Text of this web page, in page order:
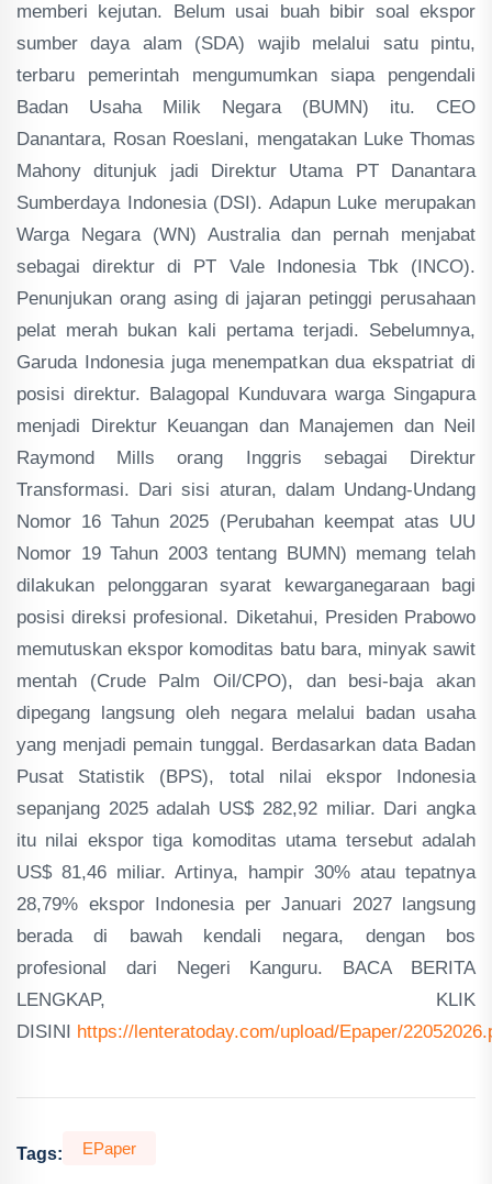
memberi kejutan. Belum usai buah bibir soal ekspor
sumber daya alam (SDA) wajib melalui satu pintu,
terbaru pemerintah mengumumkan siapa pengendali
Badan Usaha Milik Negara (BUMN) itu. CEO
Danantara, Rosan Roeslani, mengatakan Luke Thomas
Mahony ditunjuk jadi Direktur Utama PT Danantara
Sumberdaya Indonesia (DSI). Adapun Luke merupakan
Warga Negara (WN) Australia dan pernah menjabat
sebagai direktur di PT Vale Indonesia Tbk (INCO).
Penunjukan orang asing di jajaran petinggi perusahaan
pelat merah bukan kali pertama terjadi. Sebelumnya,
Garuda Indonesia juga menempatkan dua ekspatriat di
posisi direktur. Balagopal Kunduvara warga Singapura
menjadi Direktur Keuangan dan Manajemen dan Neil
Raymond Mills orang Inggris sebagai Direktur
Transformasi. Dari sisi aturan, dalam Undang-Undang
Nomor 16 Tahun 2025 (Perubahan keempat atas UU
Nomor 19 Tahun 2003 tentang BUMN) memang telah
dilakukan pelonggaran syarat kewarganegaraan bagi
posisi direksi profesional. Diketahui, Presiden Prabowo
memutuskan ekspor komoditas batu bara, minyak sawit
mentah (Crude Palm Oil/CPO), dan besi-baja akan
dipegang langsung oleh negara melalui badan usaha
yang menjadi pemain tunggal. Berdasarkan data Badan
Pusat Statistik (BPS), total nilai ekspor Indonesia
sepanjang 2025 adalah US$ 282,92 miliar. Dari angka
itu nilai ekspor tiga komoditas utama tersebut adalah
US$ 81,46 miliar. Artinya, hampir 30% atau tepatnya
28,79% ekspor Indonesia per Januari 2027 langsung
berada di bawah kendali negara, dengan bos
profesional dari Negeri Kanguru. BACA BERITA
LENGKAP, KLIK
DISINI https://lenteratoday.com/upload/Epaper/
Tags: EPaper